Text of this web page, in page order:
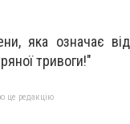
яка означає
тривоги!"
це редакцію